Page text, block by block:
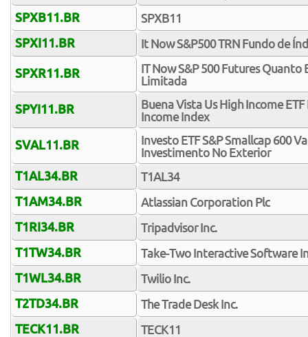
SPXB11.BR
SPXB11
SPXI11.BR
It Now S&P500 TRN Fundo de
SPXR11.BR
IT Now S&P 500 Futures
Limitada
SPYI11.BR
Buena Vista Us High Income
Income Index
SVAL11.BR
Investo ETF S&P Smallcap 600
Investimento No Exterior
T1AL34.BR
T1AL34
T1AM34.BR
Atlassian Corporation Plc
T1RI34.BR
Tripadvisor Inc.
T1TW34.BR
Take-Two Interactive Software
T1WL34.BR
Twilio Inc.
T2TD34.BR
The Trade Desk Inc.
TECK11.BR
TECK11